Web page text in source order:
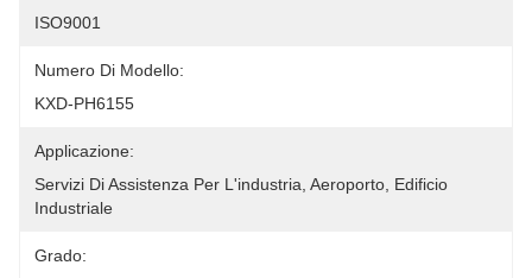
ISO9001
Numero Di Modello:
KXD-PH6155
Applicazione:
Servizi Di Assistenza Per L'industria, Aeroporto, Edificio
Industriale
Grado: